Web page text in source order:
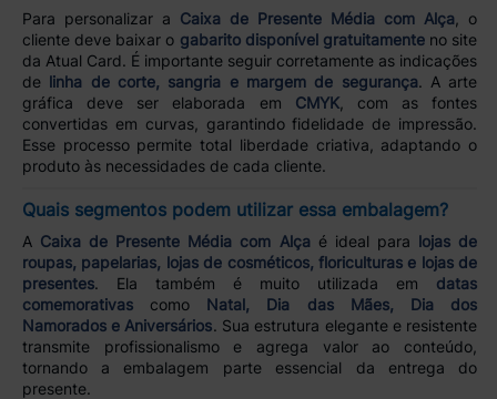
Para personalizar a Caixa de Presente Média com Alça , o
cliente deve baixar o gabarito disponível gratuitamenteno site
da Atual Card. É importante seguir corretamente as indicações
de linha de corte, sangria e margem de segurança. A arte
gráfica deve ser elaborada em CMYK, com as fontes
convertidas em curvas, garantindo fidelidade de impressão.
Esse processo permite total liberdade criativa, adaptando o
produto às necessidades de cada cliente.
Quais segmentos podem utilizar essa embalagem?
A Caixa de Presente Média com Alçaé ideal para lojas de
roupas, papelarias, lojas de cosméticos, floriculturas e lojas de
presentes. Ela também é muito utilizada em datas
comemorativascomo Natal, Dia das Mães, Dia dos
Namorados e Aniversários. Sua estrutura elegante e resistente
transmite profissionalismo e agrega valor ao conteúdo,
tornando a embalagem parte essencial da entrega do
presente.